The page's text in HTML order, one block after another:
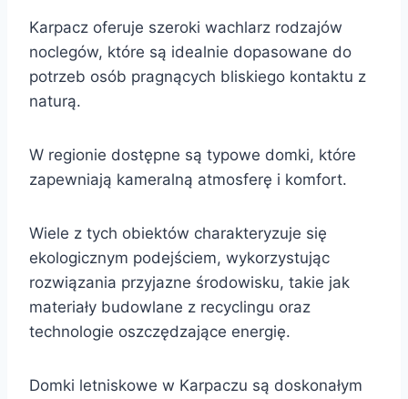
Karpacz oferuje szeroki wachlarz rodzajów
noclegów, które są idealnie dopasowane do
potrzeb osób pragnących bliskiego kontaktu z
naturą.
W regionie dostępne są typowe domki, które
zapewniają kameralną atmosferę i komfort.
Wiele z tych obiektów charakteryzuje się
ekologicznym podejściem, wykorzystując
rozwiązania przyjazne środowisku, takie jak
materiały budowlane z recyclingu oraz
technologie oszczędzające energię.
Domki letniskowe w Karpaczu są doskonałym